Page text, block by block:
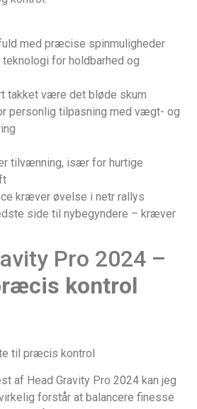
med præcise spinmuligheder
teknologi for holdbarhed og
takket være det bløde skum
personlig tilpasning med vægt- og
tilvænning, især for hurtige
kræver øvelse i netr rallys
side til nybegyndere – kræver
Pro 2024 –
kontrol
til præcis kontrol
af Head Gravity Pro 2024 kan jeg
forstår at balancere finesse